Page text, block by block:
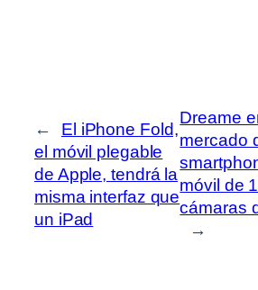
←
El iPhone Fold,
el móvil plegable
de Apple, tendrá la
misma interfaz que
un iPad
Dreame
mercado
móvil de
cámaras
→